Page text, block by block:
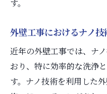
す。
外壁工事におけるナノ
近年の外壁工事では、ナ
おり、特に効率的な洗浄
す。ナノ技術を利用した